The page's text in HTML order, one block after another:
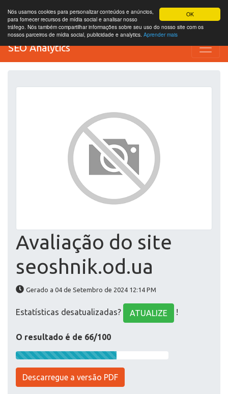
OK
Nós usamos cookies para personalizar conteúdos e anúncios,
para fornecer recursos de mídia social e analisar nosso
tráfego. Nós também compartilhar informações sobre seu uso do nosso site com os
nossos parceiros de mídia social, publicidade e analytics. Aprender mais
SEO Analytics
Avaliação do site
seoshnik.od.ua
Gerado a 04 de Setembro de 2024 12:14 PM
Estatísticas desatualizadas? ATUALIZE !
O resultado é de 66/100
Descarregue a versão PDF